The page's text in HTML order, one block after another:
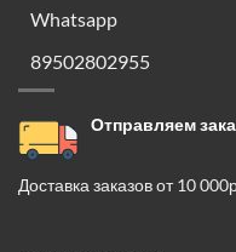
Whatsapp
89502802955
Отправляем
Доставка заказов от 10